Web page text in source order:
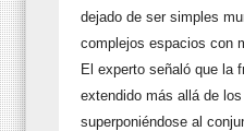
dejado de ser simples
complejos espacios con
El experto señaló que la
extendido más allá de
superponiéndose al